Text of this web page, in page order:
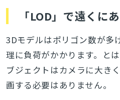
「LOD」で遠くに
3Dモデルはポリゴン数が多
理に負荷がかかります。と
ブジェクトはカメラに大き
画する必要はありません。